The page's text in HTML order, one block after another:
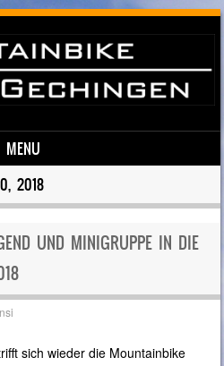
MENU
2018
UND MINIGRUPPE IN DIE
sich wieder die Mountainbike